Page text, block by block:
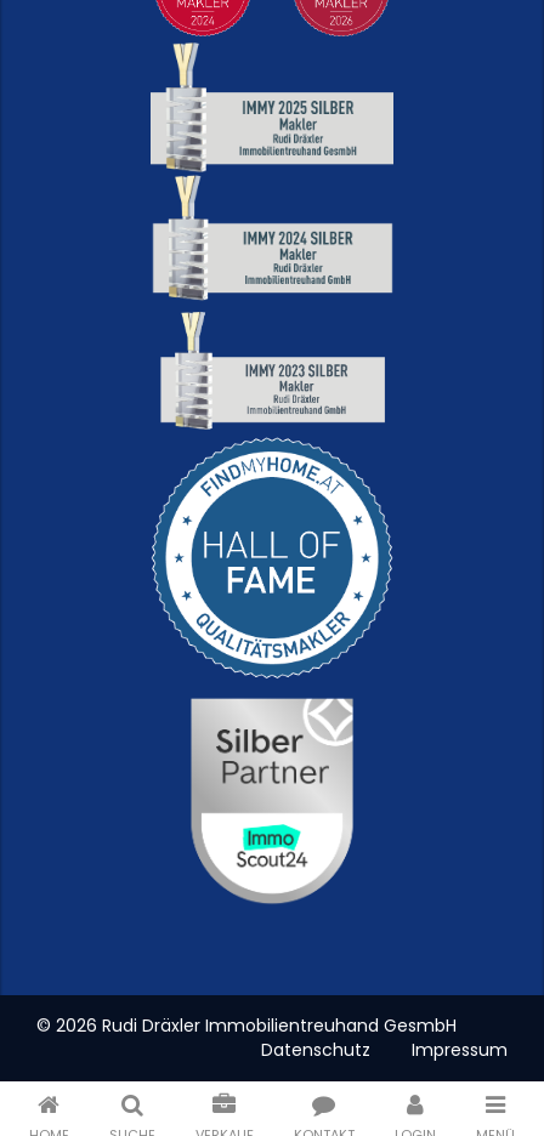
© 2026 Rudi Dräxler Immobilientreuhand GesmbH
Datenschutz
Impressum